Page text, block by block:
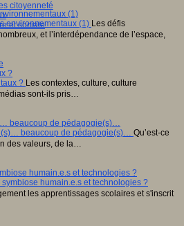
citoyenneté
et sociale
(1)
Les défis
et l’interdépendance de l’espace,
?
Les contextes, culture, culture
sont-ils pris…
beaucoup de pédagogie(s)…
Qu’est-ce
des valeurs, de la…
humain.e.s et technologies ?
les apprentissages scolaires et s'inscrit